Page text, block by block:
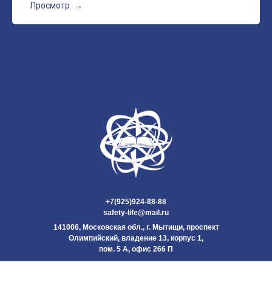
Просмотр
+7(925)924-88-88
safety-life@mail.ru
141006, Московская обл., г. Мытищи, проспект
Олимпийский, владение 13, корпус 1,
пом. 5 А, офис 266 П